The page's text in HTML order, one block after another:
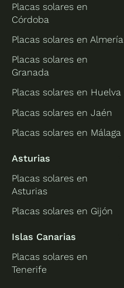
Placas solares en
Córdoba
Placas solares en Almería
Placas solares en
Granada
Placas solares en Huelva
Placas solares en Jaén
Placas solares en Málaga
Asturias
Placas solares en
Asturias
Placas solares en Gijón
Islas Canarias
Placas solares en
Tenerife